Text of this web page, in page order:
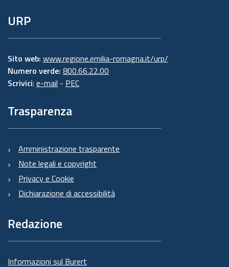
URP
Sito web: www.regione.emilia-romagna.it/urp/
Numero verde: 800.66.22.00
Scrivici: e-mail - PEC
Trasparenza
Amministrazione trasparente
Note legali e copyright
Privacy e Cookie
Dichiarazione di accessibilità
Redazione
Informazioni sul Burert